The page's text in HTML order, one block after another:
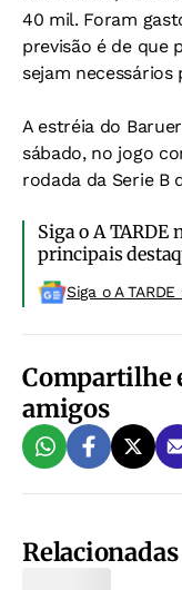
40 mil. Foram
previsão é de que
sejam
A estréia do
sábado, no jogo
rodada da Serie B
Siga o A TARDE
principais
Siga o A
Compartilhe
amigos
Relacionadas